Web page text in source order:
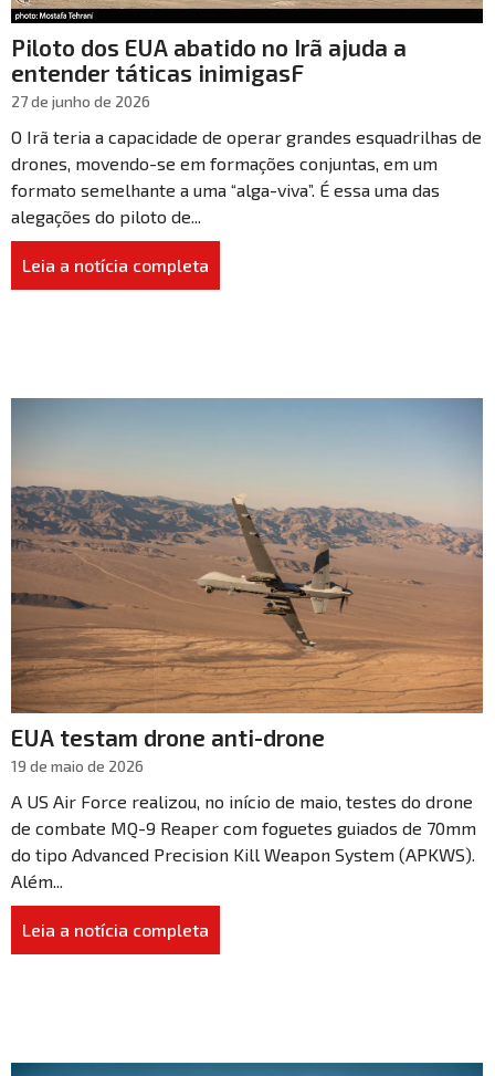
Piloto dos EUA abatido no Irã ajuda a
entender táticas inimigasF
27 de junho de 2026
O Irã teria a capacidade de operar grandes esquadrilhas de
drones, movendo-se em formações conjuntas, em um
formato semelhante a uma “alga-viva”. É essa uma das
alegações do piloto de...
Leia a notícia completa
EUA testam drone anti-drone
19 de maio de 2026
A US Air Force realizou, no início de maio, testes do drone
de combate MQ-9 Reaper com foguetes guiados de 70mm
do tipo Advanced Precision Kill Weapon System (APKWS).
Além...
Leia a notícia completa